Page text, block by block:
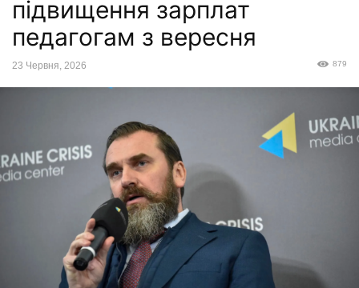
підвищення зарплат
педагогам з вересня
23 Червня, 2026 879